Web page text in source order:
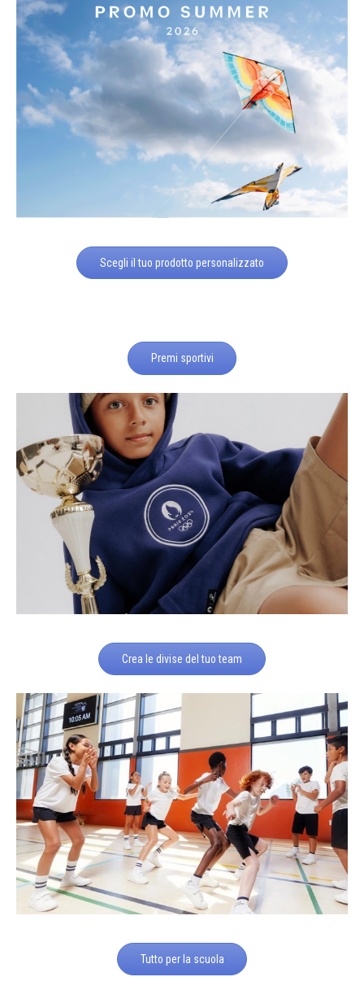
Scegli il tuo prodotto personalizzato
Premi sportivi
Crea le divise del tuo team
Tutto per la scuola